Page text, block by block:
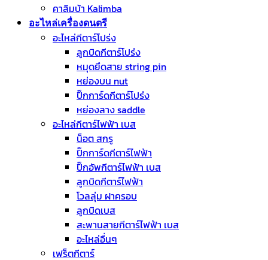
คาลิมบ้า Kalimba
อะไหล่เครื่องดนตรี
อะไหล่กีตาร์โปร่ง
ลูกบิดกีตาร์โปร่ง
หมุดยึดสาย string pin
หย่องบน nut
ปิ๊กการ์ดกีตาร์โปร่ง
หย่องลาง saddle
อะไหล่กีตาร์ไฟฟ้า เบส
น็อต สกรู
ปิ๊กการ์ดกีตาร์ไฟฟ้า
ปิ๊กอัพกีตาร์ไฟฟ้า เบส
ลูกบิดกีตาร์ไฟฟ้า
โวลลุ่ม ฝาครอบ
ลูกบิดเบส
สะพานสายกีตาร์ไฟฟ้า เบส
อะไหล่อื่นๆ
เฟร็ตกีตาร์